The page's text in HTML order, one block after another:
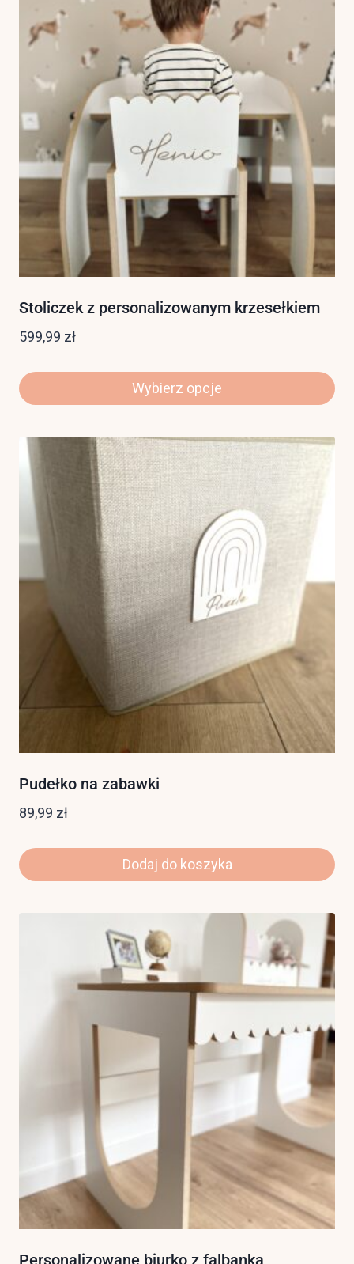
Stoliczek z personalizowanym krzesełkiem
599,99 zł
Wybierz opcje
Pudełko na zabawki
89,99 zł
Dodaj do koszyka